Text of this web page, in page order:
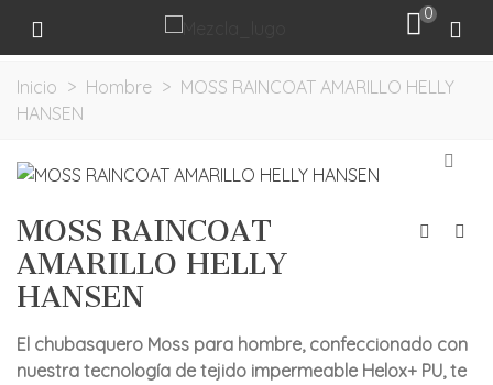
0
Inicio > Hombre > MOSS RAINCOAT AMARILLO HELLY
HANSEN
MOSS RAINCOAT
AMARILLO HELLY
HANSEN
El chubasquero Moss para hombre, confeccionado con
nuestra tecnología de tejido impermeable Helox+ PU, te